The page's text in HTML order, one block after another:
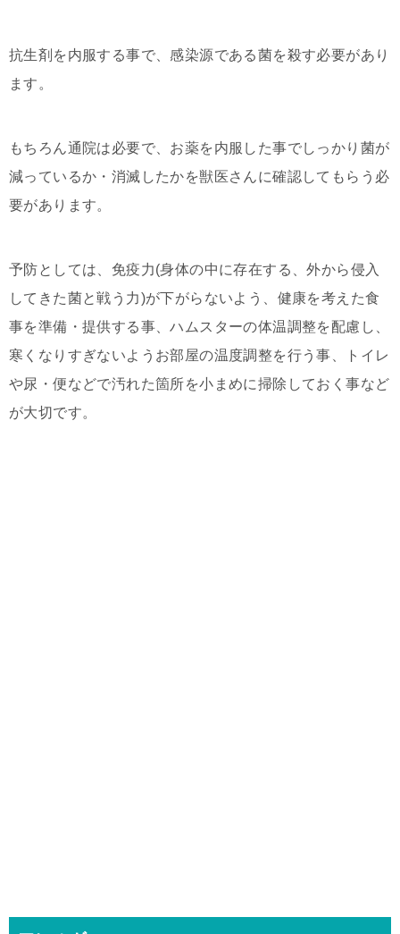
抗生剤を内服する事で、感染源である菌を殺す必要があり
ます。
もちろん通院は必要で、お薬を内服した事でしっかり菌が
減っているか・消滅したかを獣医さんに確認してもらう必
要があります。
予防としては、免疫力(身体の中に存在する、外から侵入
してきた菌と戦う力)が下がらないよう、健康を考えた食
事を準備・提供する事、ハムスターの体温調整を配慮し、
寒くなりすぎないようお部屋の温度調整を行う事、トイレ
や尿・便などで汚れた箇所を小まめに掃除しておく事など
が大切です。